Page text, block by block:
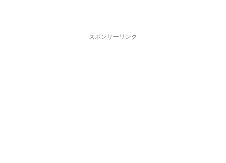
スポンサーリンク